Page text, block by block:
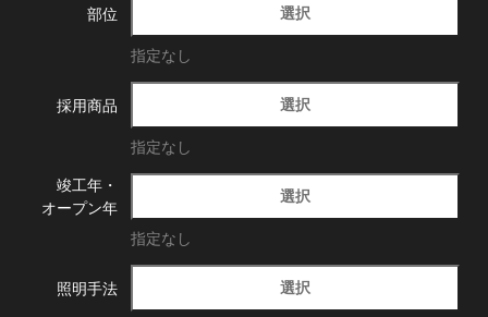
部位 選択
指定なし
採用商品 選択
指定なし
竣工年・
オープン年
選択
指定なし
照明手法 選択